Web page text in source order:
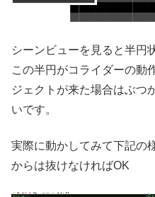
シーンビューを見ると半円
この半円がコライダーの動
ジェクトが来た場合はぶつ
いです。
実際に動かしてみて下記の
からは抜けなければOK